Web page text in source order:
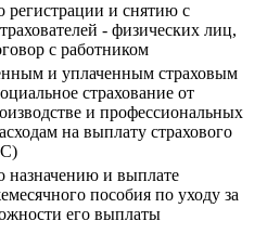
регистрации и снятию с
- физических лиц,
с работником
и уплаченным страховым
страхование от
и профессиональных
на выплату страхового
назначению и выплате
пособия по уходу за
его выплаты